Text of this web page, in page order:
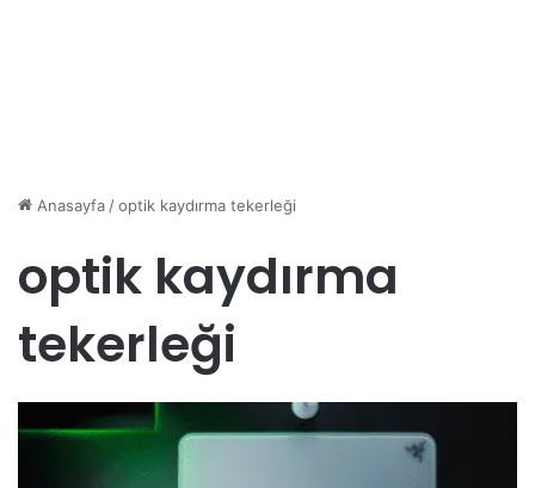
Anasayfa/optik kaydırma tekerleği
optik kaydırma
tekerleği